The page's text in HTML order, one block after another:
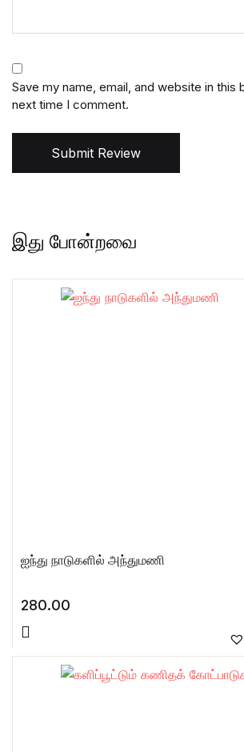
Save my name, email, and website in this
next time I comment.
Submit Review
இது போன்றவை
ஐந்து நாடுகளில் அந்துமணி
280.00